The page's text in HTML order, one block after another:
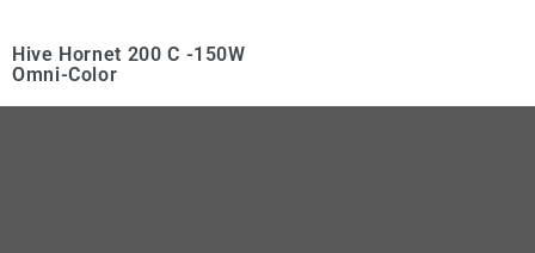
Hive Hornet 200 C -150W
Omni-Color